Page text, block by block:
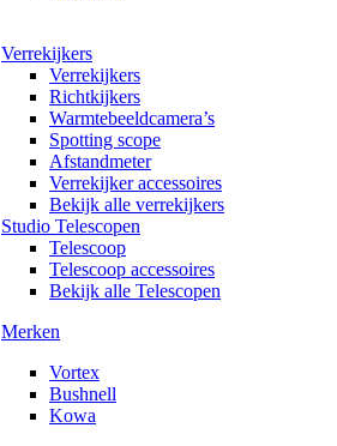
Verrekijkers
Verrekijkers
Richtkijkers
Warmtebeeldcamera’s
Spotting scope
Afstandmeter
Verrekijker accessoires
Bekijk alle verrekijkers
Studio Telescopen
Telescoop
Telescoop accessoires
Bekijk alle Telescopen
Merken
Vortex
Bushnell
Kowa